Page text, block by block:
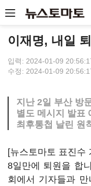
이재명, 내일
입력: 2024-01-09
수정: 2024-01-09
지난 2일 부산 방
별도 메시지 발
최후통첩 날린 원
[뉴스토마토 표진수
8일만에 퇴원을 합
회에서 기자들과